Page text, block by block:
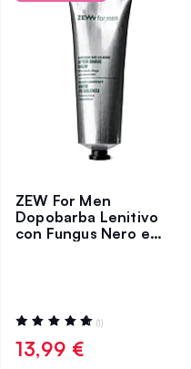
ZEW For Men
Dopobarba Lenitivo
con Fungus Nero e
Valutazione:
100%
(1)
13,99 €